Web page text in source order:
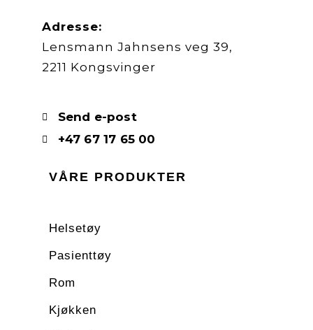
Adresse:
Lensmann Jahnsens veg 39,
2211 Kongsvinger
Send e-post
+47 67 17 65 00
VÅRE PRODUKTER
Helsetøy
Pasienttøy
Rom
Kjøkken